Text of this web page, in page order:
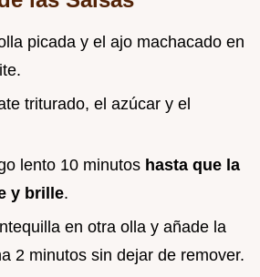
picada y el ajo machacado en
triturado, el azúcar y el
lento 10 minutos hasta que la
y brille.
en otra olla y añade la
2 minutos sin dejar de remover.